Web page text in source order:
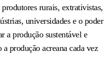
rurais, extrativistas,
universidades e o poder
a produção sustentável e
produção acreana cada vez